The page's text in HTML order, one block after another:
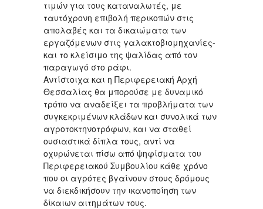
τιμών για τους καταναλωτές, με
ταυτόχρονη επιβολή περικοπών στις
απολαβές και τα δικαιώματα των
εργαζόμενων στις γαλακτοβιομηχανίες-
και το κλείσιμο της ψαλίδας από τον
παραγωγό στο ράφι.
Αντίστοιχα και η Περιφερειακή Αρχή
Θεσσαλίας θα μπορούσε με δυναμικό
τρόπο να αναδείξει τα προβλήματα των
συγκεκριμένων κλάδων και συνολικά των
αγροτοκτηνοτρόφων, και να σταθεί
ουσιαστικά δίπλα τους, αντί να
οχυρώνεται πίσω από ψηφίσματα του
Περιφερειακού Συμβουλίου κάθε χρόνο
που οι αγρότες βγαίνουν στους δρόμους
να διεκδικήσουν την ικανοποίηση των
δίκαιων αιτημάτων τους.